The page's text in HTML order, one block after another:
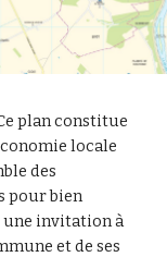
plan constitue
locale
des
pour bien
une invitation à
et de ses